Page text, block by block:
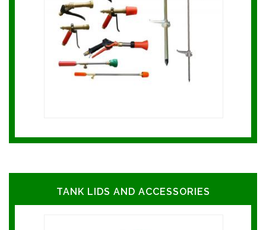
TANK LIDS AND ACCESSORIES